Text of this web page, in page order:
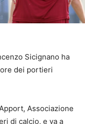
Sicignano ha
dei portieri
Associazione
di calcio, e va a